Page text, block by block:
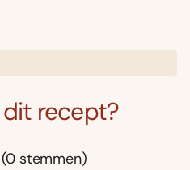
recept?
stemmen)